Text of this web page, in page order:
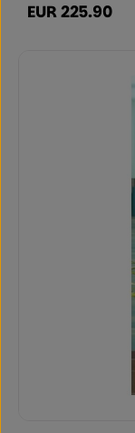
Regulärer Preis:
EUR 225.90